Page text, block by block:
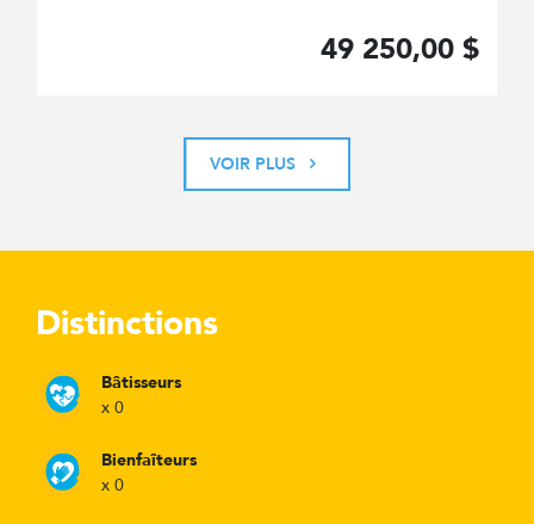
49 250,00 $
VOIR PLUS
Distinctions
Bâtisseurs
x 0
Bienfaîteurs
x 0